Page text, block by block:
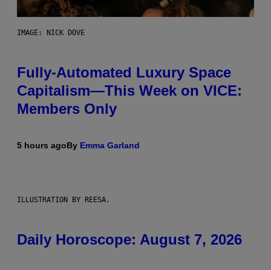
IMAGE: NICK DOVE
Fully-Automated Luxury Space
Capitalism—This Week on VICE:
Members Only
5 hours agoBy Emma Garland
ILLUSTRATION BY REESA.
Daily Horoscope: August 7, 2026